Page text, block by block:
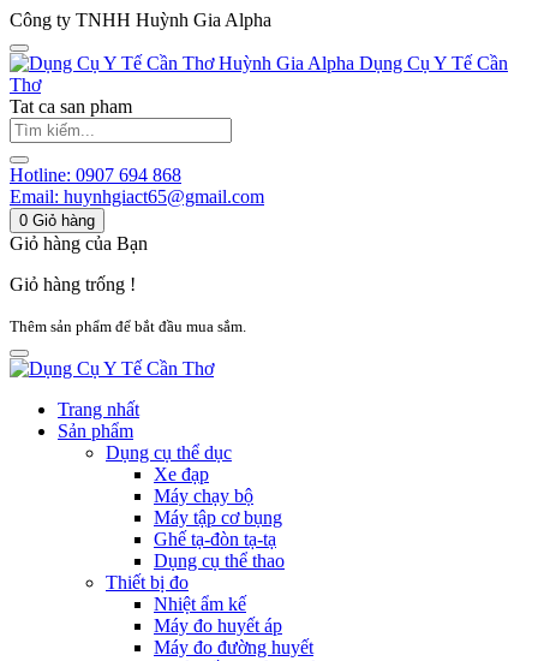
Công ty TNHH Huỳnh Gia Alpha
Huỳnh Gia Alpha Dụng Cụ Y Tế Cần
Thơ
Tat ca san pham
Hotline: 0907 694 868
Email: huynhgiact65@gmail.com
0 Giỏ hàng
Giỏ hàng của Bạn
Giỏ hàng trống !
Thêm sản phẩm để bắt đầu mua sắm.
Trang nhất
Sản phẩm
Dụng cụ thể dục
Xe đạp
Máy chạy bộ
Máy tập cơ bụng
Ghế tạ-đòn tạ-tạ
Dụng cụ thể thao
Thiết bị đo
Nhiệt ẩm kế
Máy đo huyết áp
Máy đo đường huyết